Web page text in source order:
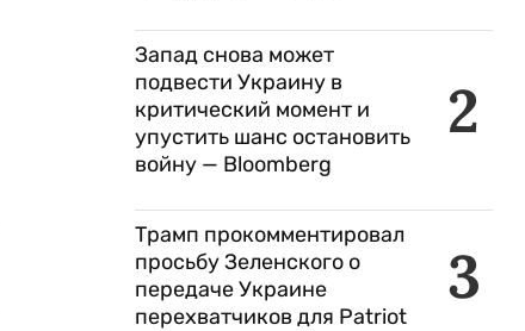
2
Запад снова может
подвести Украину в
критический момент и
упустить шанс остановить
войну — Bloomberg
3
Трамп прокомментировал
просьбу Зеленского о
передаче Украине
перехватчиков для Patriot